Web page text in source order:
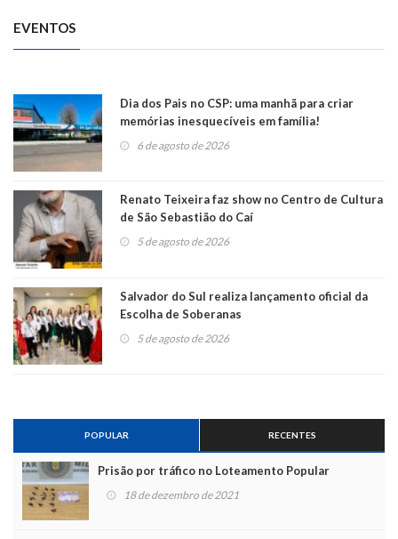
EVENTOS
Dia dos Pais no CSP: uma manhã para criar
memórias inesquecíveis em família!
6 de agosto de 2026
Renato Teixeira faz show no Centro de Cultura
de São Sebastião do Caí
5 de agosto de 2026
Salvador do Sul realiza lançamento oficial da
Escolha de Soberanas
5 de agosto de 2026
POPULAR RECENTES
Prisão por tráfico no Loteamento Popular
18 de dezembro de 2021